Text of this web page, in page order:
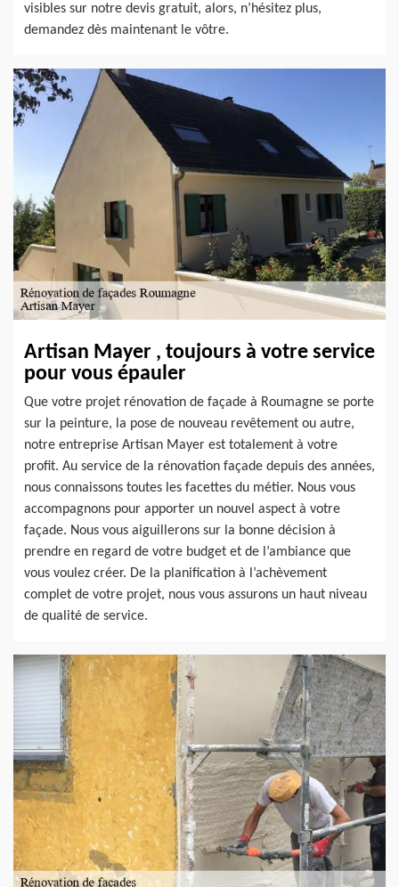
visibles sur notre devis gratuit, alors, n’hésitez plus,
demandez dès maintenant le vôtre.
Artisan Mayer , toujours à votre service
pour vous épauler
Que votre projet rénovation de façade à Roumagne se porte
sur la peinture, la pose de nouveau revêtement ou autre,
notre entreprise Artisan Mayer est totalement à votre
profit. Au service de la rénovation façade depuis des années,
nous connaissons toutes les facettes du métier. Nous vous
accompagnons pour apporter un nouvel aspect à votre
façade. Nous vous aiguillerons sur la bonne décision à
prendre en regard de votre budget et de l’ambiance que
vous voulez créer. De la planification à l’achèvement
complet de votre projet, nous vous assurons un haut niveau
de qualité de service.